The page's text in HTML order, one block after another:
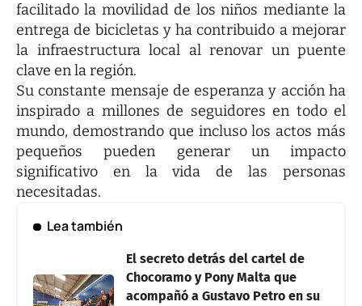
facilitado la movilidad de los niños mediante la
entrega de bicicletas y ha contribuido a mejorar
la infraestructura local al renovar un puente
clave en la región.
Su constante mensaje de esperanza y acción ha
inspirado a millones de seguidores en todo el
mundo, demostrando que incluso los actos más
pequeños pueden generar un impacto
significativo en la vida de las personas
necesitadas.
Lea también
El secreto detrás del cartel de
Chocoramo y Pony Malta que
acompañó a Gustavo Petro en su